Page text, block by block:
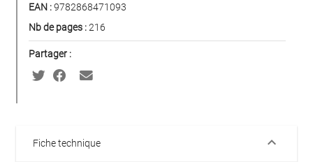
EAN :9782868471093
Nb de pages :216
Partager :
Fiche technique keyboard_arrow_down